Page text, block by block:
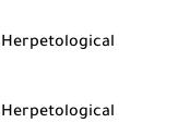
Herpetological
Herpetological